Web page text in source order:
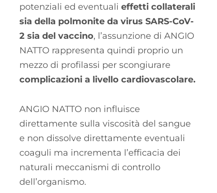
potenziali ed eventuali effetti collaterali
sia della polmonite da virus SARS-CoV-
2 sia del vaccino, l’assunzione di ANGIO
NATTO rappresenta quindi proprio un
mezzo di profilassi per scongiurare
complicazioni a livello cardiovascolare.
ANGIO NATTO non influisce
direttamente sulla viscosità del sangue
e non dissolve direttamente eventuali
coaguli ma incrementa l’efficacia dei
naturali meccanismi di controllo
dell’organismo.